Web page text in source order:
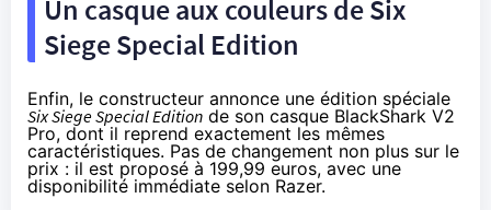
Un casque aux couleurs de Six
Siege Special Edition
Enfin, le constructeur annonce une édition spéciale
Six Siege Special Edition de son casque BlackShark V2
Pro, dont il reprend exactement les mêmes
caractéristiques. Pas de changement non plus sur le
prix : il est proposé à 199,99 euros, avec une
disponibilité immédiate selon Razer.